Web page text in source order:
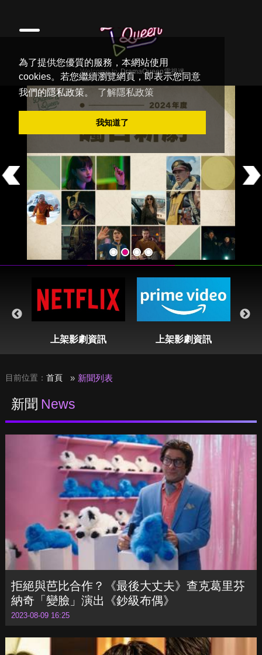
為了提供您優質的服務，本網站使用
cookies。若您繼續瀏覽網頁，即表示您同意
我們的隱私政策。 了解隱私政策
我知道了
Previous
目前位置：首頁 新聞列表
News
拒絕與芭比合作？《最後大丈夫》查克葛里芬
納奇「變臉」演出《鈔級布偶》
2023-08-09 16:25